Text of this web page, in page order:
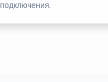
подключения.